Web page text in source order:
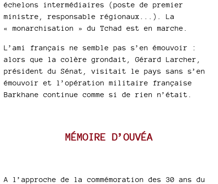
échelons intermédiaires (poste de premier
ministre, responsable régionaux...). La
« monarchisation » du Tchad est en marche.
L’ami français ne semble pas s’en émouvoir :
alors que la colère grondait, Gérard Larcher,
président du Sénat, visitait le pays sans s’en
émouvoir et l’opération militaire française
Barkhane continue comme si de rien n’était.
MÉMOIRE D’OUVÉA
A l’approche de la commémoration des 30 ans du